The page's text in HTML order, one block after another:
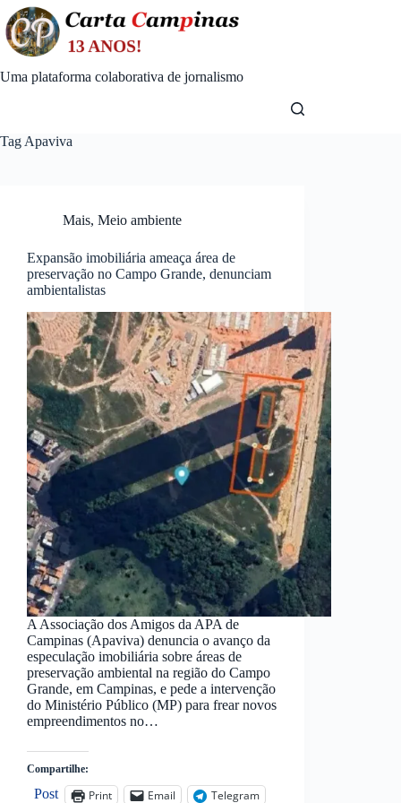
Skip
to
content
Uma plataforma colaborativa de jornalismo
Tag Apaviva
Mais, Meio ambiente
Expansão imobiliária ameaça área de
preservação no Campo Grande, denunciam
ambientalistas
A Associação dos Amigos da APA de
Campinas (Apaviva) denuncia o avanço da
especulação imobiliária sobre áreas de
preservação ambiental na região do Campo
Grande, em Campinas, e pede a intervenção
do Ministério Público (MP) para frear novos
empreendimentos no…
Compartilhe:
Post Print Email Telegram